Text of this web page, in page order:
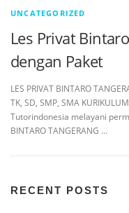
UNCATEGORIZED
Les Privat
dengan Paket
LES PRIVAT BINTARO
TK, SD, SMP, SMA
Tutorindonesia melayani
BINTARO TANGERANG …
RECENT POSTS